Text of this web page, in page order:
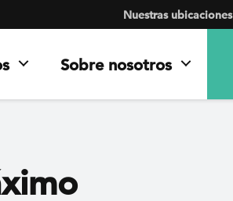
Sobre nosotros
Nuestras ubicaciones